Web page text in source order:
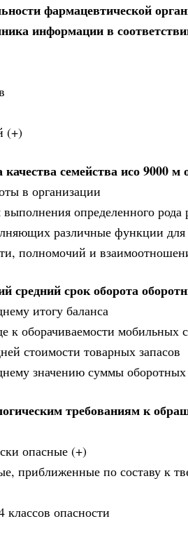
фармацевтической
информации в
(+)
семейства исо 9000 м
в организации
определенного рода
различные функции для
полномочий и
средний срок оборота
итогу баланса
к оборачиваемости мобильных
стоимости товарных запасов
значению суммы оборотных
требованиям к
опасные (+)
приближенные по составу к
классов опасности